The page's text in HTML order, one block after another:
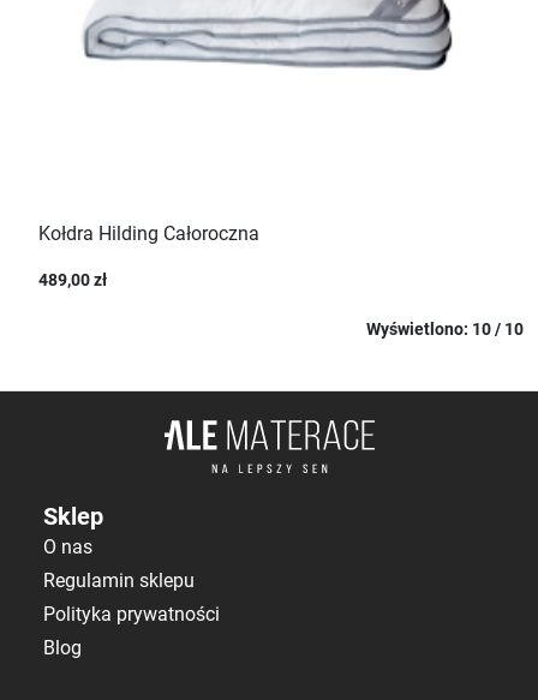
Kołdra Hilding Całoroczna
489,00 zł
Wyświetlono: 10 / 10
Sklep
O nas
Regulamin sklepu
Polityka prywatności
Blog